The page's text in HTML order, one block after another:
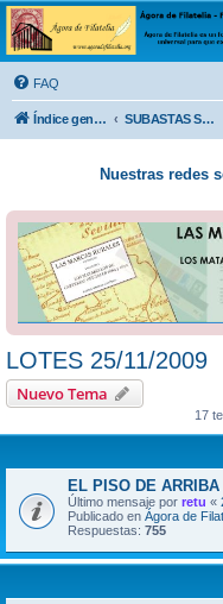
Ágora de Filatelia
Foro sobre filatelia o sobre lo que se
ofrece a la comunidad filatélica
conocimientos
FAQ
Índice general SUBASTAS SOLIDARIAS (In memoriam MENDOZA)
Nuestras redes
LOTES 25/11/2009
Nuevo Tema
17
EL PISO DE
Último mensaje por retu «
Publicado en Ágora de
Respuestas: 755